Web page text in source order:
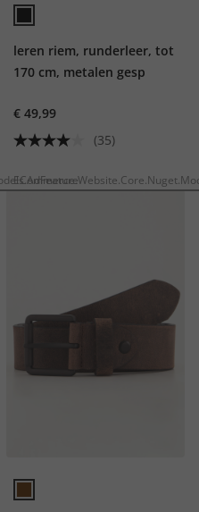
leren riem, runderleer, tot
170 cm, metalen gesp
€ 49,99
(35)